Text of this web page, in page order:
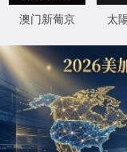
©2017京伦科技